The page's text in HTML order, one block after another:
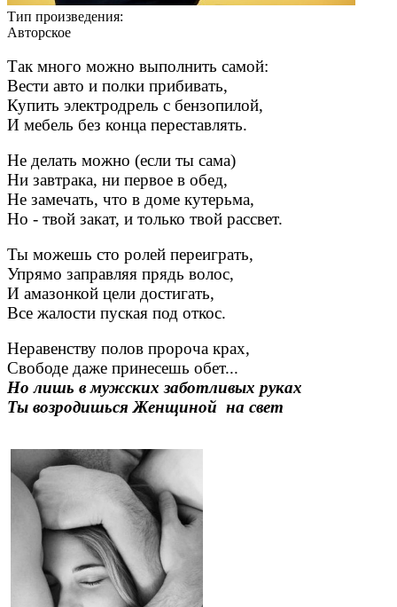
Тип произведения:
Авторское
Так много можно выполнить самой:
Вести авто и полки прибивать,
Купить электродрель с бензопилой,
И мебель без конца переставлять.
Не делать можно (если ты сама)
Ни завтрака, ни первое в обед,
Не замечать, что в доме кутерьма,
Но - твой закат, и только твой рассвет.
Ты можешь сто ролей переиграть,
Упрямо заправляя прядь волос,
И амазонкой цели достигать,
Все жалости пуская под откос.
Неравенству полов пророча крах,
Свободе даже принесешь обет...
Но лишь в мужских заботливых руках
Ты возродишься Женщиной на свет